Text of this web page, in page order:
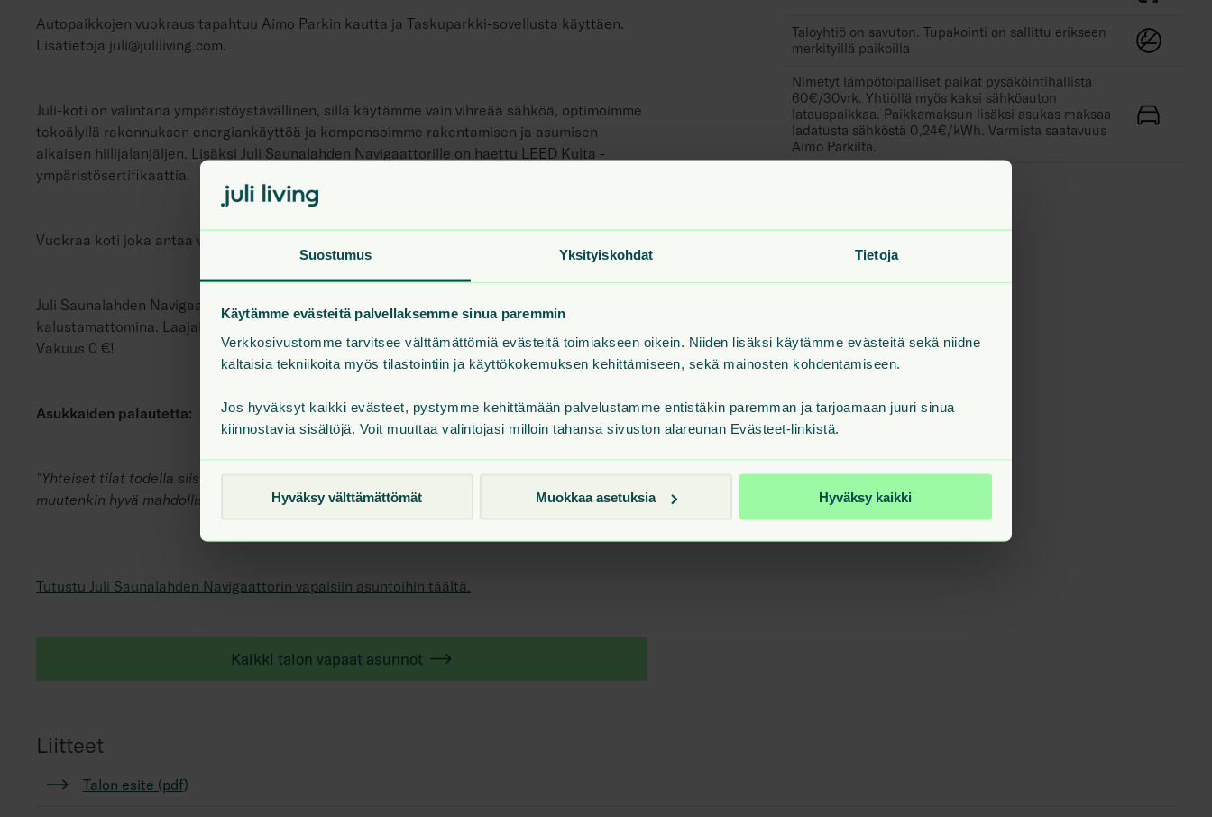
Suostumus Yksityiskohdat Tietoja
Käytämme evästeitä palvellaksemme sinua paremmin
Verkkosivustomme tarvitsee välttämättömiä evästeitä toimiakseen oikein. Niiden lisäksi käytämme evästeitä sekä niidne
kaltaisia tekniikoita myös tilastointiin ja käyttökokemuksen kehittämiseen, sekä mainosten kohdentamiseen.
Jos hyväksyt kaikki evästeet, pystymme kehittämään palvelustamme entistäkin paremman ja tarjoamaan juuri sinua
kiinnostavia sisältöjä. Voit muuttaa valintojasi milloin tahansa sivuston alareunan Evästeet-linkistä.
Hyväksy välttämättömät Muokkaa asetuksia Hyväksy kaikki
Autopaikkojen vuokraus tapahtuu Aimo Parkin kautta ja Taskuparkki-sovellusta käyttäen.
Lisätietoja juli@juliliving.com.
Juli-koti on valintana ympäristöystävällinen, sillä käytämme vain vihreää sähköä, optimoimme
tekoälyllä rakennuksen energiankäyttöä ja kompensoimme rakentamisen ja asumisen
aikaisen hiilijalanjäljen. Lisäksi Juli Saunalahden Navigaattorille on haettu LEED Kulta -
ympäristösertifikaattia.
Vuokraa koti joka antaa vapauden - yhdeltä istumalta ja suoraan verkosta!
Juli Saunalahden Navigaattori on täysin savuton taloyhtiö. Asunnot vuokrataan
kalustamattomina. Laajakaista 50 Mbit/s sisältyy vuokraan. Lemmikit ovat tervetulleita.
Vakuus 0 €!
Asukkaiden palautetta:
"Yhteiset tilat todella siistit ja esimerkiksi sauna todella hyvä! Ilmaiset biojätepussit ja
muutenkin hyvä mahdollisuus kierrättää kun on hyvä jätteidenhuoltopiste."
Tutustu Juli Saunalahden Navigaattorin vapaisiin asuntoihin täältä.
Kaikki talon vapaat asunnot
Taloyhtiö on savuton. Tupakointi on sallittu erikseen
merkityillä paikoilla
Nimetyt lämpötolpalliset paikat pysäköintihallista
60€/30vrk. Yhtiöllä myös kaksi sähköauton
latauspaikkaa. Paikkamaksun lisäksi asukas maksaa
ladatusta sähköstä 0,24€/kWh. Varmista saatavuus
Aimo Parkilta.
Liitteet
Talon esite (pdf)